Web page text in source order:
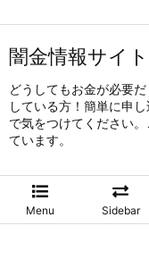
闇金情報サイト
どうしてもお金が必要
している方！簡単に申
で気をつけてください
ています。
Menu Sidebar